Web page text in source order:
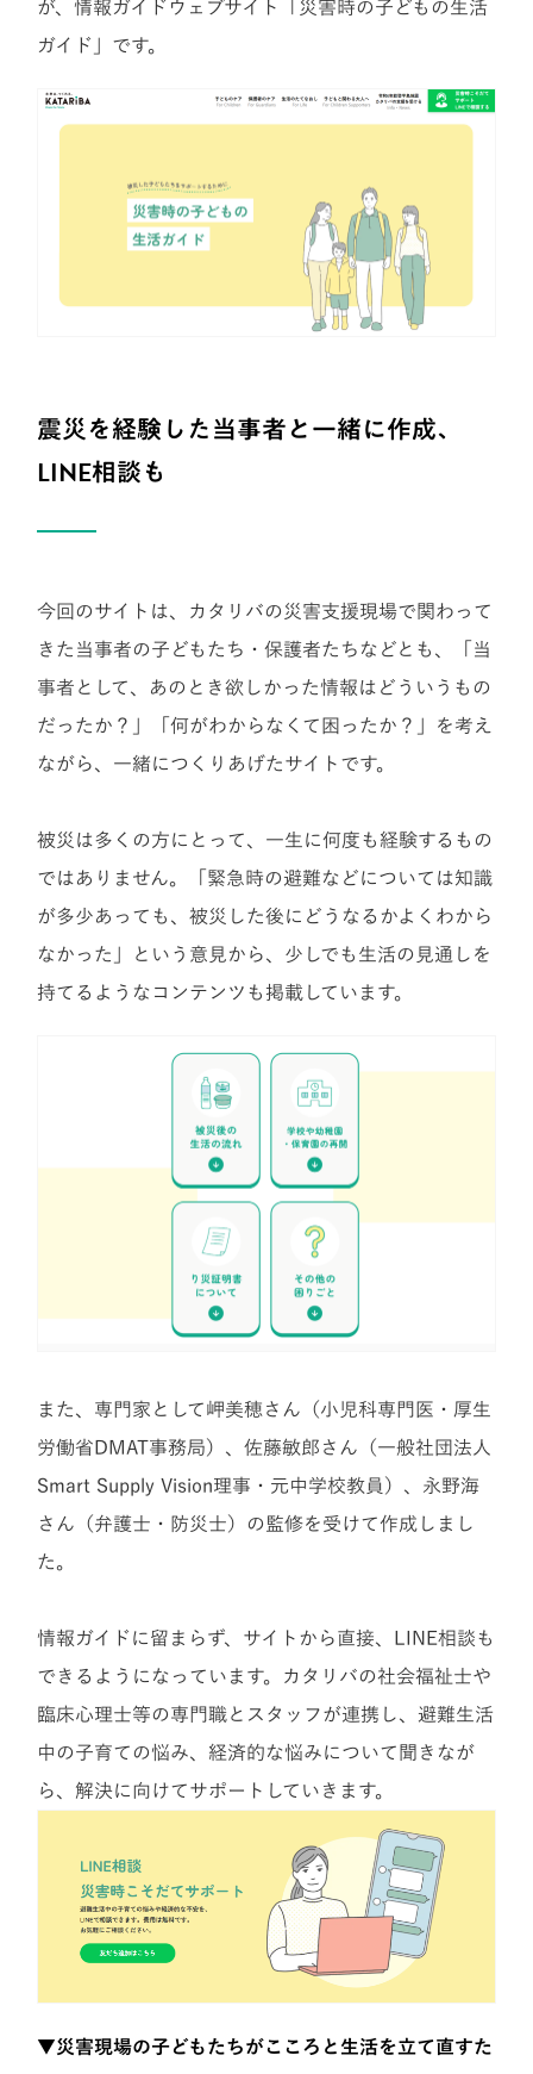
が、情報ガイドウェブサイト「災害時の子どもの生活
ガイド」です。
震災を経験した当事者と一緒に作成、
LINE相談も
今回のサイトは、カタリバの災害支援現場で関わって
きた当事者の子どもたち・保護者たちなどとも、「当
事者として、あのとき欲しかった情報はどういうもの
だったか？」「何がわからなくて困ったか？」を考え
ながら、一緒につくりあげたサイトです。
被災は多くの方にとって、一生に何度も経験するもの
ではありません。「緊急時の避難などについては知識
が多少あっても、被災した後にどうなるかよくわから
なかった」という意見から、少しでも生活の見通しを
持てるようなコンテンツも掲載しています。
また、専門家として岬美穂さん（小児科専門医・厚生
労働省DMAT事務局）、佐藤敏郎さん（一般社団法人
Smart Supply Vision理事・元中学校教員）、永野海
さん（弁護士・防災士）の監修を受けて作成しまし
た。
情報ガイドに留まらず、サイトから直接、LINE相談も
できるようになっています。カタリバの社会福祉士や
臨床心理士等の専門職とスタッフが連携し、避難生活
中の子育ての悩み、経済的な悩みについて聞きなが
ら、解決に向けてサポートしていきます。
▼災害現場の子どもたちがこころと生活を立て直すた